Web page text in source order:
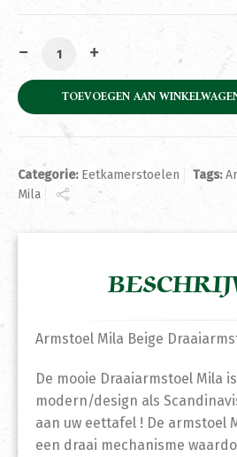
Armstoel Mila Beige
TOEVOEGEN AAN
Categorie: Eetkamerstoelen Tags:
Mila
Armstoel Mila Beige
De mooie Draaiarmstoel Mila
modern/design als
aan uw eettafel ! De armstoel
een draai mechanisme